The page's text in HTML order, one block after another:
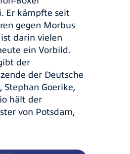
Er kämpfte seit
gegen Morbus
darin vielen
ein Vorbild.
der
der Deutsche
Stephan Goerike,
hält der
von Potsdam,